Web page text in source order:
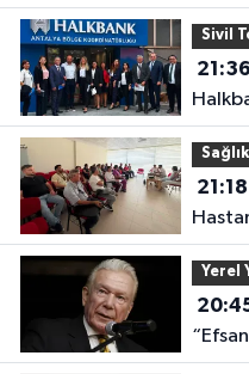
Sivil
21:36
Sağlık
21:18
Yerel